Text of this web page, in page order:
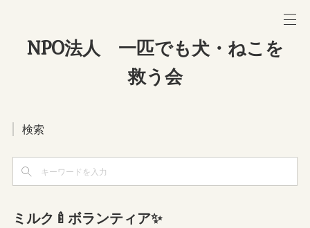
NPO法人 一匹でも犬・ねこを
救う会
検索
ミルク🍼ボランティア✨